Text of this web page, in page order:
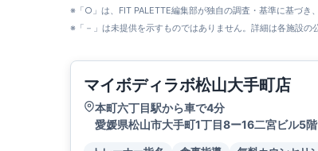
※「○」は、FIT PALETTE編集部が独自の調査・基準に基づき
※「－」は未提供を示すものではありません。詳細は各施設の
マイボディラボ松山大手町店
本町六丁目駅から車で4分
愛媛県松山市大手町1丁目8ー16二宮ビル5階